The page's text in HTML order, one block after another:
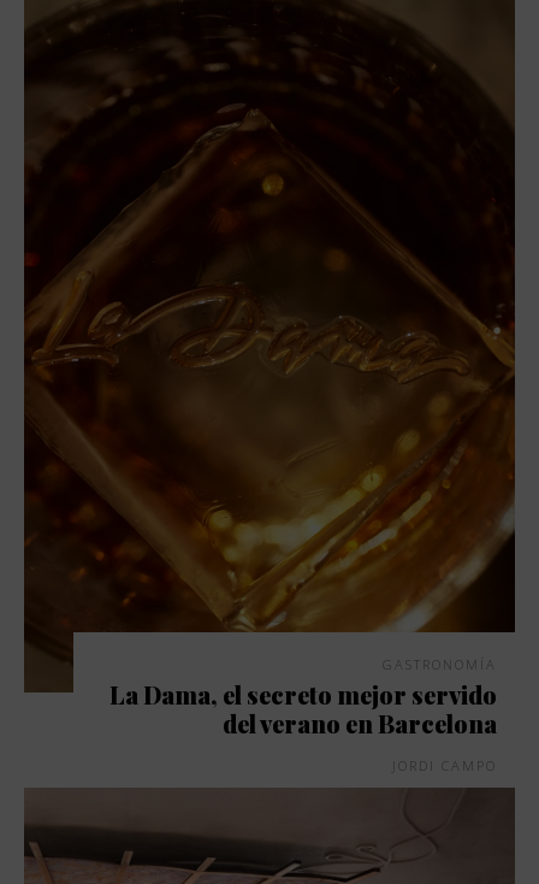
GASTRONOMÍA
La Dama, el secreto mejor servido
del verano en Barcelona
JORDI CAMPO